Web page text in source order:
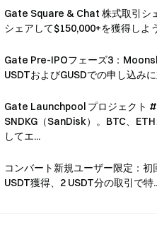
Gate Square & Chat 株式取引シ
シェアして$150,000+を獲得しよ
Gate Pre-IPOフェーズ3：
USDTおよびGUSDでの申し込み
Gate Launchpool プロジェクト
SNDKG（SanDisk）。BTC、
してエ...
コンバート新規ユーザー限定：初
USDT獲得、2 USDT分の取引で特